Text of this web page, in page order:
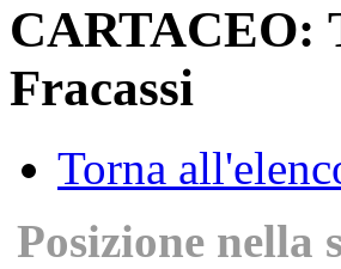
CARTACEO:
Fracassi
Torna
Posizione